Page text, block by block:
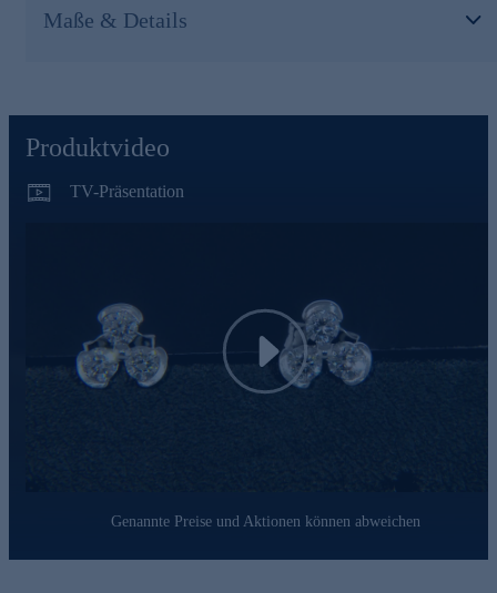
Schmetterlingsverschluss garantiert sicheren Halt und
angenehmen Tragekomfort. Was die Qualität unserer
Prüfprozessen unterzogen. Unter anderem beinhalten unsere
Bestimmungen der Schweizer Edelmetallkontrollgesetzgebung.
bei jedem Anlass für strahlende Momente sorgt.
Maße & Details
Produktvideo
TV-Präsentation
Play
Genannte Preise und Aktionen können abweichen